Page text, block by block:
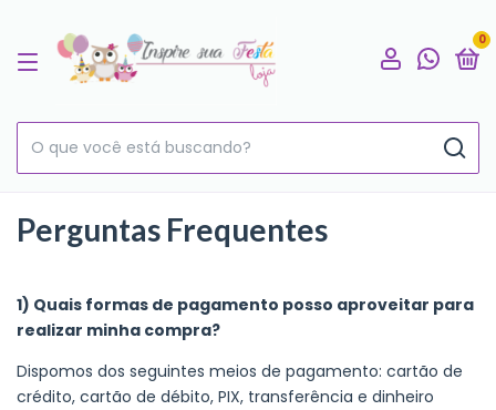
0
Perguntas Frequentes
1) Quais formas de pagamento posso aproveitar para
realizar minha compra?
Dispomos dos seguintes meios de pagamento: cartão de
crédito, cartão de débito, PIX, transferência e dinheiro